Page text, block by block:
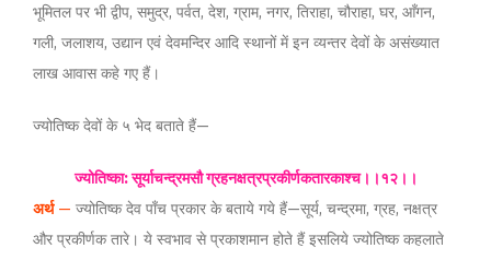
भूमितल पर भी द्वीप, समुद्र, पर्वत, देश, ग्राम, नगर, तिराहा, चौराहा, घर, आँगन,
गली, जलाशय, उद्यान एवं देवमन्दिर आदि स्थानों में इन व्यन्तर देवों के असंख्यात
लाख आवास कहे गए हैं।
ज्योतिष्क देवों के ५ भेद बताते हैं—
ज्योतिष्का: सूर्याचन्द्रमसौ ग्रहनक्षत्रप्रकीर्णकतारकाश्च।।१२।।
अर्थ— ज्योतिष्क देव पाँच प्रकार के बताये गये हैं—सूर्य, चन्द्रमा, ग्रह, नक्षत्र
और प्रकीर्णक तारे। ये स्वभाव से प्रकाशमान होते हैं इसलिये ज्योतिष्क कहलाते